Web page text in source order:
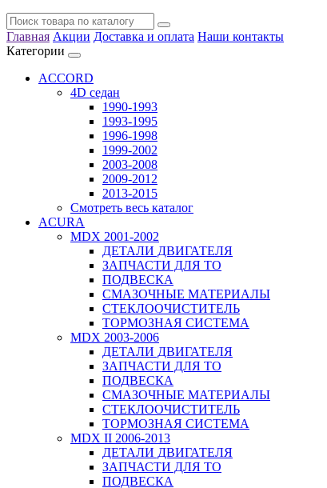
Главная Акции Доставка и оплата Наши контакты
Категории
ACCORD
4D седан
1990-1993
1993-1995
1996-1998
1999-2002
2003-2008
2009-2012
2013-2015
Смотреть весь каталог
ACURA
MDX 2001-2002
ДЕТАЛИ ДВИГАТЕЛЯ
ЗАПЧАСТИ ДЛЯ ТО
ПОДВЕСКА
СМАЗОЧНЫЕ МАТЕРИАЛЫ
СТЕКЛООЧИСТИТЕЛЬ
ТОРМОЗНАЯ СИСТЕМА
MDX 2003-2006
ДЕТАЛИ ДВИГАТЕЛЯ
ЗАПЧАСТИ ДЛЯ ТО
ПОДВЕСКА
СМАЗОЧНЫЕ МАТЕРИАЛЫ
СТЕКЛООЧИСТИТЕЛЬ
ТОРМОЗНАЯ СИСТЕМА
MDX II 2006-2013
ДЕТАЛИ ДВИГАТЕЛЯ
ЗАПЧАСТИ ДЛЯ ТО
ПОДВЕСКА